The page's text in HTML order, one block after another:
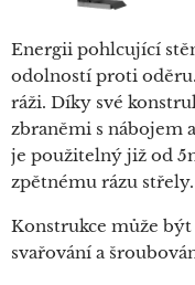
Energii pohlcující
odolností proti
ráži. Díky své
zbraněmi s nábojem
je použitelný již od
zpětnému rázu střely.
Konstrukce může
svařování a